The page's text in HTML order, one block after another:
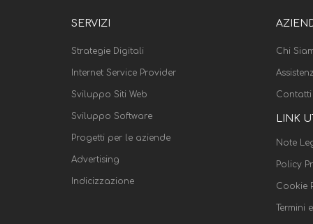
SERVIZI
Strategie Digitali
Internet Service Provider
Sviluppo Siti Web
Sviluppo Software
Progetti per le aziende
Advertising
Indicizzazione
Chi
Contatti
LINK
Note
Policy
Cookie
Termini